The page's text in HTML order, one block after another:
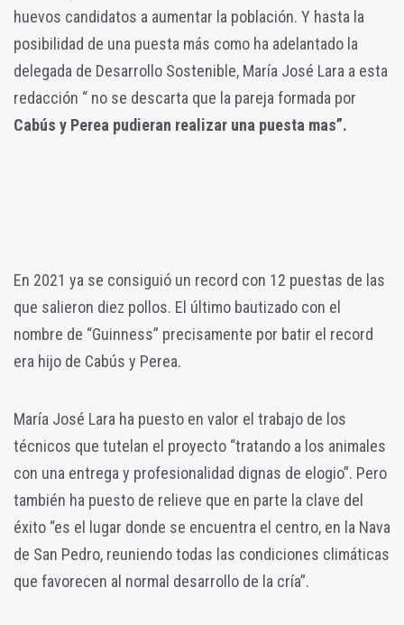
huevos candidatos a aumentar la población. Y hasta la
posibilidad de una puesta más como ha adelantado la
delegada de Desarrollo Sostenible, María José Lara a esta
redacción “ no se descarta que la pareja formada por
Cabús y Perea pudieran realizar una puesta mas”.
En 2021 ya se consiguió un record con 12 puestas de las
que salieron diez pollos. El último bautizado con el
nombre de “Guinness” precisamente por batir el record
era hijo de Cabús y Perea.
María José Lara ha puesto en valor el trabajo de los
técnicos que tutelan el proyecto “tratando a los animales
con una entrega y profesionalidad dignas de elogio”. Pero
también ha puesto de relieve que en parte la clave del
éxito “es el lugar donde se encuentra el centro, en la Nava
de San Pedro, reuniendo todas las condiciones climáticas
que favorecen al normal desarrollo de la cría”.